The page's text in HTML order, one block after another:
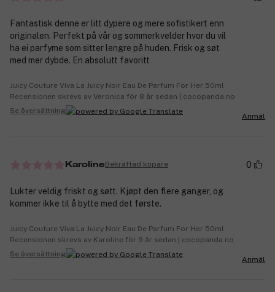
Fantastisk denne er litt dypere og mere sofistikert enn
originalen. Perfekt på vår og sommerkvelder hvor du vil
ha ei parfyme som sitter lengre på huden. Frisk og søt
med mer dybde. En absolutt favoritt
Juicy Couture Viva La Juicy Noir Eau De Parfum For Her 50ml
Recensionen skrevs av Veronica för 8 år sedan | cocopanda.no
Se översättning
Anmäl
KarolineBekräftad köpare 0
Lukter veldig friskt og søtt. Kjøpt den flere ganger, og
kommer ikke til å bytte med det første.
Juicy Couture Viva La Juicy Noir Eau De Parfum For Her 50ml
Recensionen skrevs av Karoline för 9 år sedan | cocopanda.no
Se översättning
Anmäl